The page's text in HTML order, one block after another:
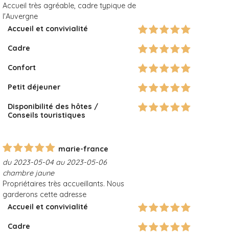
Accueil très agréable, cadre typique de
l'Auvergne
Accueil et convivialité
Cadre
Confort
Petit déjeuner
Disponibilité des hôtes /
Conseils touristiques
marie-france
du 2023-05-04 au 2023-05-06
chambre jaune
Propriétaires très accueillants. Nous
garderons cette adresse
Accueil et convivialité
Cadre